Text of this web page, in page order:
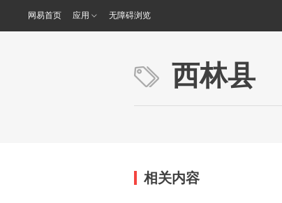
网易首页 应用 无障碍浏览
西林县
相关内容